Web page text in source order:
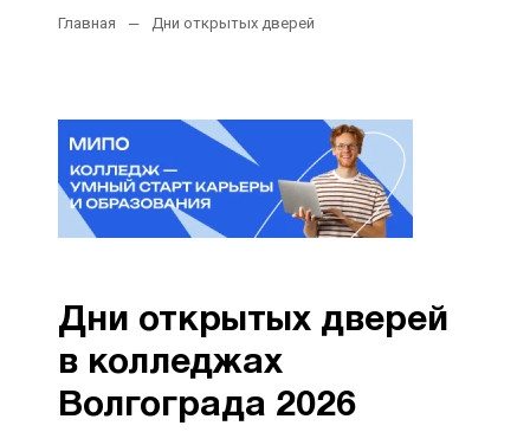
Главная Дни открытых дверей
Дни открытых дверей
в колледжах
Волгограда 2026